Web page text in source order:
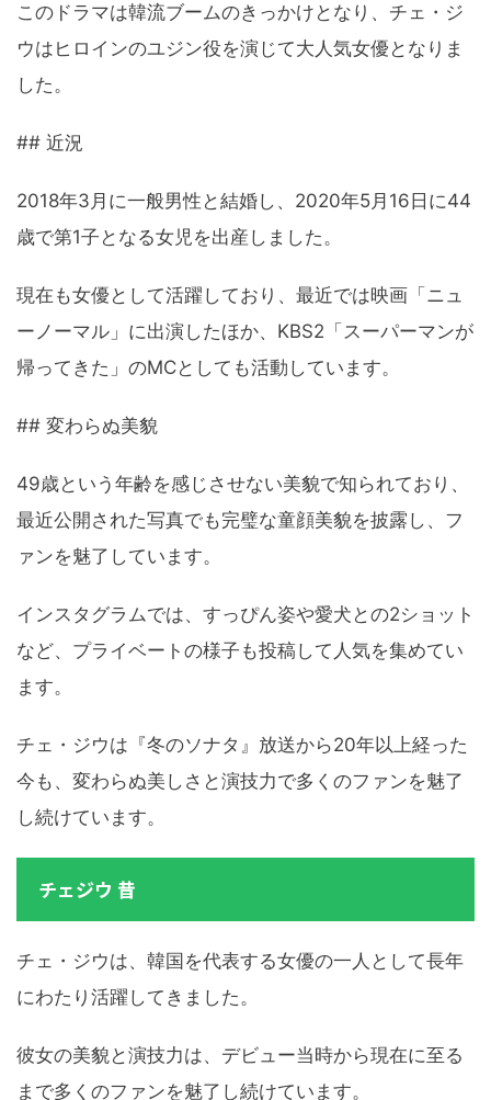
このドラマは韓流ブームのきっかけとなり、チェ・ジ
ウはヒロインのユジン役を演じて大人気女優となりま
した。
## 近況
2018年3月に一般男性と結婚し、2020年5月16日に44
歳で第1子となる女児を出産しました。
現在も女優として活躍しており、最近では映画「ニュ
ーノーマル」に出演したほか、KBS2「スーパーマンが
帰ってきた」のMCとしても活動しています。
## 変わらぬ美貌
49歳という年齢を感じさせない美貌で知られており、
最近公開された写真でも完璧な童顔美貌を披露し、フ
ァンを魅了しています。
インスタグラムでは、すっぴん姿や愛犬との2ショット
など、プライベートの様子も投稿して人気を集めてい
ます。
チェ・ジウは『冬のソナタ』放送から20年以上経った
今も、変わらぬ美しさと演技力で多くのファンを魅了
し続けています。
チェジウ 昔
チェ・ジウは、韓国を代表する女優の一人として長年
にわたり活躍してきました。
彼女の美貌と演技力は、デビュー当時から現在に至る
まで多くのファンを魅了し続けています。